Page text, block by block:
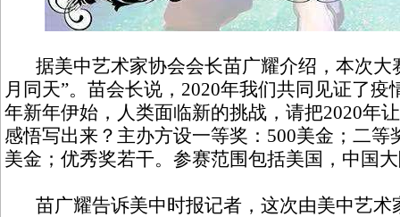
据美中艺术家协会会长苗广耀介绍，本次大
月同天”。苗会长说，2020年我们共同见证了疫
年新年伊始，人类面临新的挑战，请把2020年
感悟写出来？主办方设一等奖：500美金；二等
美金；优秀奖若干。参赛范围包括美国，中国
苗广耀告诉美中时报记者，这次由美中艺术